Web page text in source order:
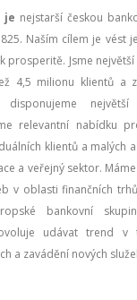
je nejstarší českou
Naším cílem je vést
prosperitě. Jsme největší
4,5 milionu klientů a
disponujeme
relevantní nabídku
klientů a malých
a veřejný sektor.
v oblasti finančních
bankovní
udávat trend v
a zavádění nových